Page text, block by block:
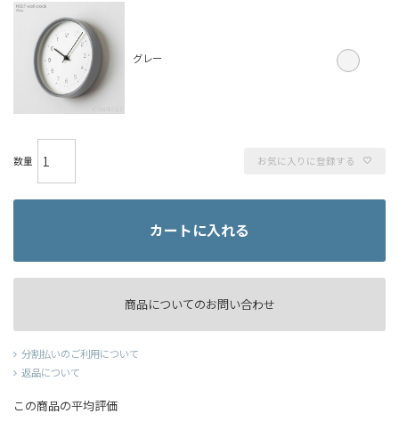
グレー
お気に入りに登録する
カートに入れる
商品についてのお問い合わせ
分割払いのご利用について
返品について